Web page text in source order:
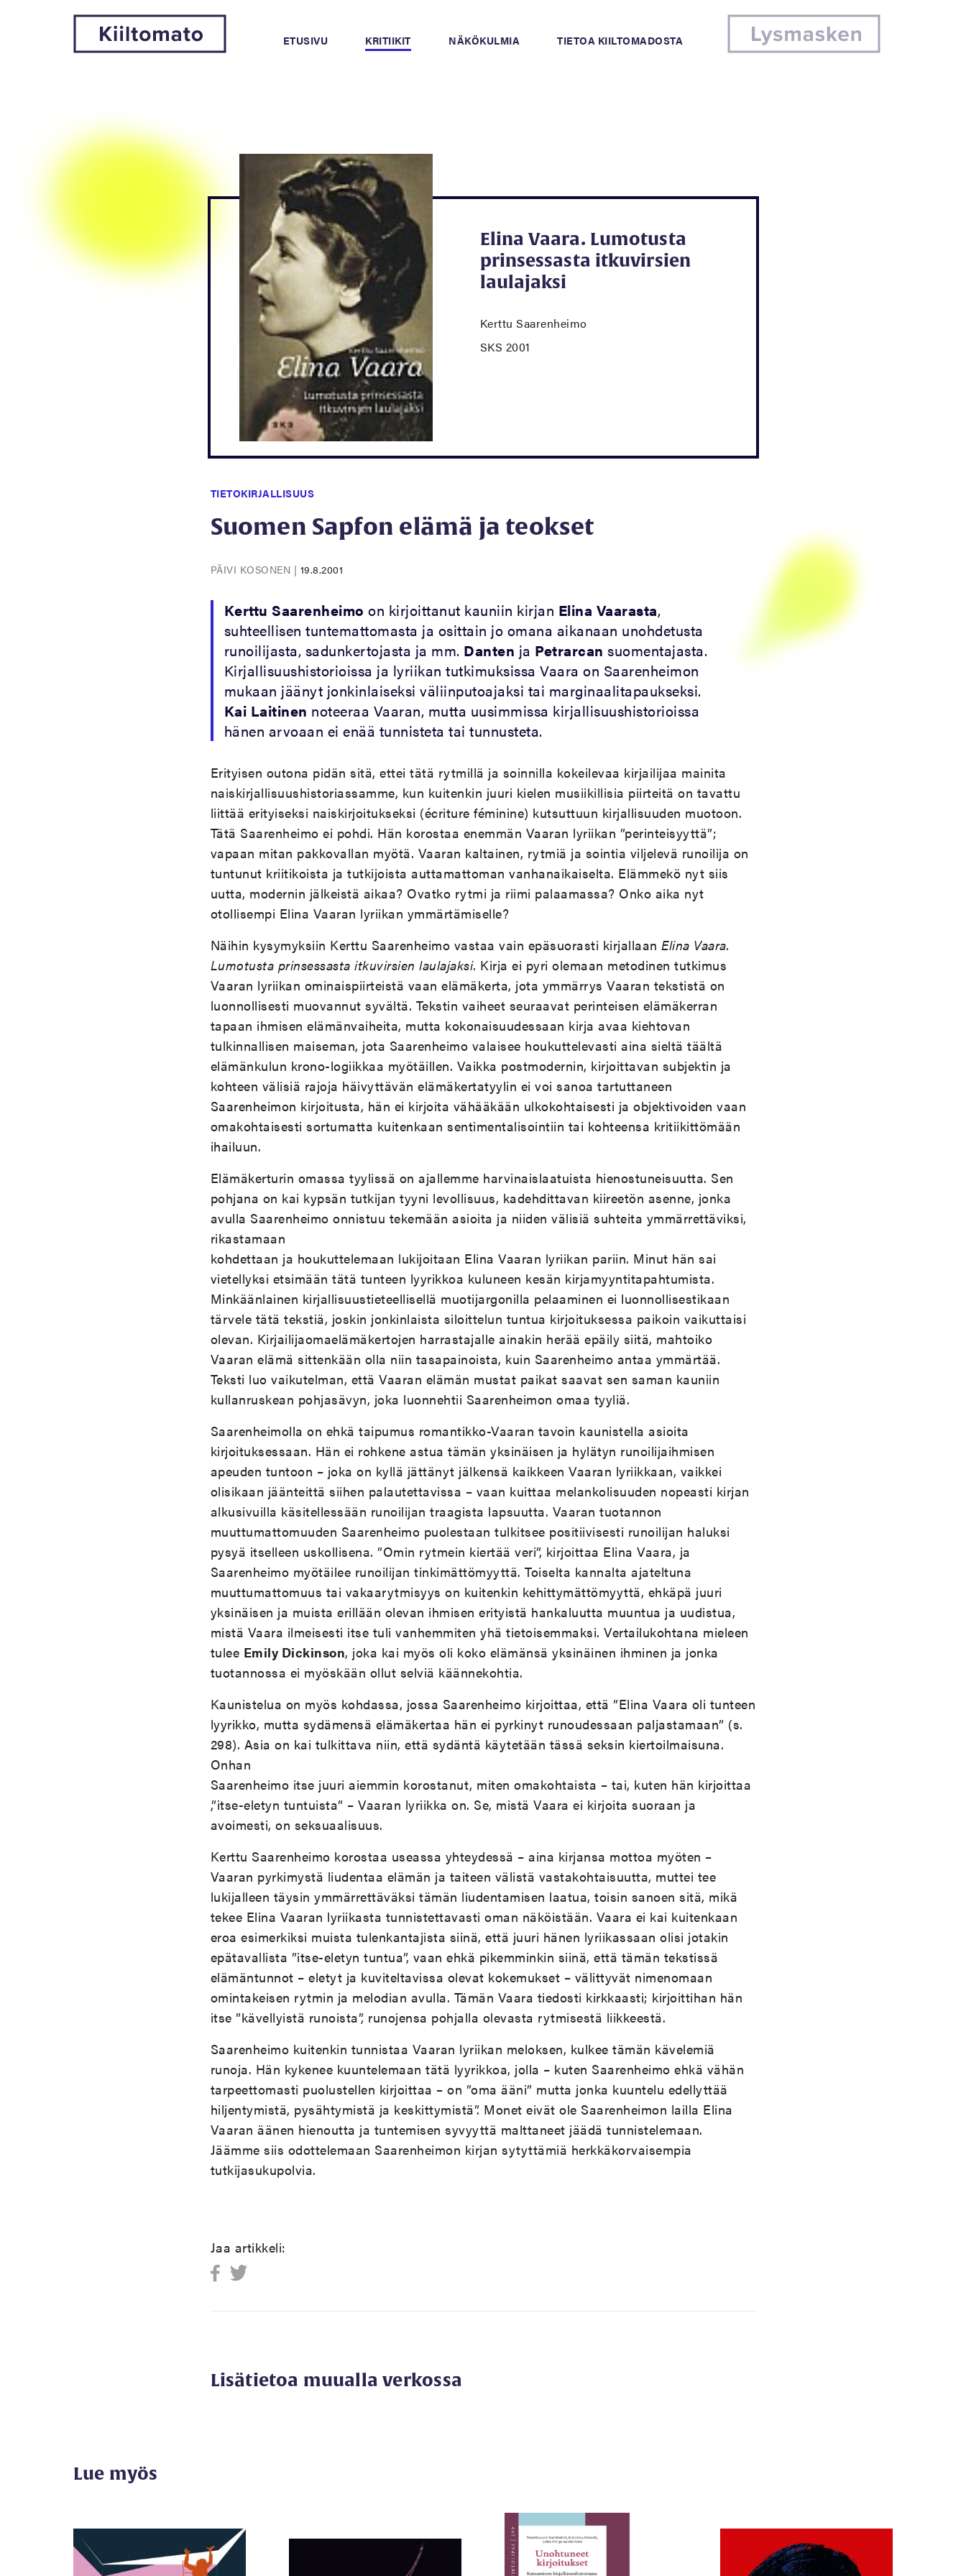
ETUSIVU KRITIIKIT NÄKÖKULMIA TIETOA KIILTOMADOSTA
Elina Vaara. Lumotusta
prinsessasta itkuvirsien
laulajaksi
Kerttu Saarenheimo
SKS 2001
TIETOKIRJALLISUUS
Suomen Sapfon elämä ja teokset
PÄIVI KOSONEN | 19.8.2001
Kerttu Saarenheimo on kirjoittanut kauniin kirjan Elina Vaarasta,
suhteellisen tuntemattomasta ja osittain jo omana aikanaan unohdetusta
runoilijasta, sadunkertojasta ja mm. Danten ja Petrarcan suomentajasta.
Kirjallisuushistorioissa ja lyriikan tutkimuksissa Vaara on Saarenheimon
mukaan jäänyt jonkinlaiseksi väliinputoajaksi tai marginaalitapaukseksi.
Kai Laitinen noteeraa Vaaran, mutta uusimmissa kirjallisuushistorioissa
hänen arvoaan ei enää tunnisteta tai tunnusteta.
Erityisen outona pidän sitä, ettei tätä rytmillä ja soinnilla kokeilevaa kirjailijaa mainita
naiskirjallisuushistoriassamme, kun kuitenkin juuri kielen musiikillisia piirteitä on tavattu
liittää erityiseksi naiskirjoitukseksi (écriture féminine) kutsuttuun kirjallisuuden muotoon.
Tätä Saarenheimo ei pohdi. Hän korostaa enemmän Vaaran lyriikan ”perinteisyyttä”;
vapaan mitan pakkovallan myötä. Vaaran kaltainen, rytmiä ja sointia viljelevä runoilija on
tuntunut kriitikoista ja tutkijoista auttamattoman vanhanaikaiselta. Elämmekö nyt siis
uutta, modernin jälkeistä aikaa? Ovatko rytmi ja riimi palaamassa? Onko aika nyt
otollisempi Elina Vaaran lyriikan ymmärtämiselle?
Näihin kysymyksiin Kerttu Saarenheimo vastaa vain epäsuorasti kirjallaan Elina Vaara.
Lumotusta prinsessasta itkuvirsien laulajaksi. Kirja ei pyri olemaan metodinen tutkimus
Vaaran lyriikan ominaispiirteistä vaan elämäkerta, jota ymmärrys Vaaran tekstistä on
luonnollisesti muovannut syvältä. Tekstin vaiheet seuraavat perinteisen elämäkerran
tapaan ihmisen elämänvaiheita, mutta kokonaisuudessaan kirja avaa kiehtovan
tulkinnallisen maiseman, jota Saarenheimo valaisee houkuttelevasti aina sieltä täältä
elämänkulun krono-logiikkaa myötäillen. Vaikka postmodernin, kirjoittavan subjektin ja
kohteen välisiä rajoja häivyttävän elämäkertatyylin ei voi sanoa tartuttaneen
Saarenheimon kirjoitusta, hän ei kirjoita vähääkään ulkokohtaisesti ja objektivoiden vaan
omakohtaisesti sortumatta kuitenkaan sentimentalisointiin tai kohteensa kritiikittömään
ihailuun.
Elämäkerturin omassa tyylissä on ajallemme harvinaislaatuista hienostuneisuutta. Sen
pohjana on kai kypsän tutkijan tyyni levollisuus, kadehdittavan kiireetön asenne, jonka
avulla Saarenheimo onnistuu tekemään asioita ja niiden välisiä suhteita ymmärrettäviksi,
rikastamaan
kohdettaan ja houkuttelemaan lukijoitaan Elina Vaaran lyriikan pariin. Minut hän sai
vietellyksi etsimään tätä tunteen lyyrikkoa kuluneen kesän kirjamyyntitapahtumista.
Minkäänlainen kirjallisuustieteellisellä muotijargonilla pelaaminen ei luonnollisestikaan
tärvele tätä tekstiä, joskin jonkinlaista siloittelun tuntua kirjoituksessa paikoin vaikuttaisi
olevan. Kirjailijaomaelämäkertojen harrastajalle ainakin herää epäily siitä, mahtoiko
Vaaran elämä sittenkään olla niin tasapainoista, kuin Saarenheimo antaa ymmärtää.
Teksti luo vaikutelman, että Vaaran elämän mustat paikat saavat sen saman kauniin
kullanruskean pohjasävyn, joka luonnehtii Saarenheimon omaa tyyliä.
Saarenheimolla on ehkä taipumus romantikko-Vaaran tavoin kaunistella asioita
kirjoituksessaan. Hän ei rohkene astua tämän yksinäisen ja hylätyn runoilijaihmisen
apeuden tuntoon – joka on kyllä jättänyt jälkensä kaikkeen Vaaran lyriikkaan, vaikkei
olisikaan jäänteittä siihen palautettavissa – vaan kuittaa melankolisuuden nopeasti kirjan
alkusivuilla käsitellessään runoilijan traagista lapsuutta. Vaaran tuotannon
muuttumattomuuden Saarenheimo puolestaan tulkitsee positiivisesti runoilijan haluksi
pysyä itselleen uskollisena. ”Omin rytmein kiertää veri”, kirjoittaa Elina Vaara, ja
Saarenheimo myötäilee runoilijan tinkimättömyyttä. Toiselta kannalta ajateltuna
muuttumattomuus tai vakaarytmisyys on kuitenkin kehittymättömyyttä, ehkäpä juuri
yksinäisen ja muista erillään olevan ihmisen erityistä hankaluutta muuntua ja uudistua,
mistä Vaara ilmeisesti itse tuli vanhemmiten yhä tietoisemmaksi. Vertailukohtana mieleen
tulee Emily Dickinson, joka kai myös oli koko elämänsä yksinäinen ihminen ja jonka
tuotannossa ei myöskään ollut selviä käännekohtia.
Kaunistelua on myös kohdassa, jossa Saarenheimo kirjoittaa, että ”Elina Vaara oli tunteen
lyyrikko, mutta sydämensä elämäkertaa hän ei pyrkinyt runoudessaan paljastamaan” (s.
298). Asia on kai tulkittava niin, että sydäntä käytetään tässä seksin kiertoilmaisuna.
Onhan
Saarenheimo itse juuri aiemmin korostanut, miten omakohtaista – tai, kuten hän kirjoittaa
,”itse-eletyn tuntuista” – Vaaran lyriikka on. Se, mistä Vaara ei kirjoita suoraan ja
avoimesti, on seksuaalisuus.
Kerttu Saarenheimo korostaa useassa yhteydessä – aina kirjansa mottoa myöten –
Vaaran pyrkimystä liudentaa elämän ja taiteen välistä vastakohtaisuutta, muttei tee
lukijalleen täysin ymmärrettäväksi tämän liudentamisen laatua, toisin sanoen sitä, mikä
tekee Elina Vaaran lyriikasta tunnistettavasti oman näköistään. Vaara ei kai kuitenkaan
eroa esimerkiksi muista tulenkantajista siinä, että juuri hänen lyriikassaan olisi jotakin
epätavallista ”itse-eletyn tuntua”, vaan ehkä pikemminkin siinä, että tämän tekstissä
elämäntunnot – eletyt ja kuviteltavissa olevat kokemukset – välittyvät nimenomaan
omintakeisen rytmin ja melodian avulla. Tämän Vaara tiedosti kirkkaasti; kirjoittihan hän
itse ”kävellyistä runoista”, runojensa pohjalla olevasta rytmisestä liikkeestä.
Saarenheimo kuitenkin tunnistaa Vaaran lyriikan meloksen, kulkee tämän kävelemiä
runoja. Hän kykenee kuuntelemaan tätä lyyrikkoa, jolla – kuten Saarenheimo ehkä vähän
tarpeettomasti puolustellen kirjoittaa – on ”oma ääni” mutta jonka kuuntelu edellyttää
hiljentymistä, pysähtymistä ja keskittymistä”. Monet eivät ole Saarenheimon lailla Elina
Vaaran äänen hienoutta ja tuntemisen syvyyttä malttaneet jäädä tunnistelemaan.
Jäämme siis odottelemaan Saarenheimon kirjan sytyttämiä herkkäkorvaisempia
tutkijasukupolvia.
Jaa artikkeli:
Lisätietoa muualla verkossa
Lue myös